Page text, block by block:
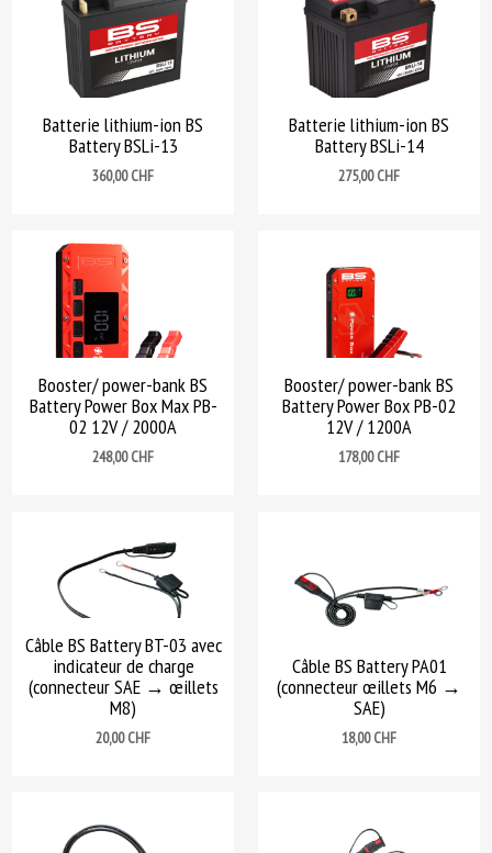
Batterie lithium-ion BS
Battery BSLi-13
Prix
360,00 CHF
Batterie lithium-ion BS
Battery BSLi-14
Prix
275,00 CHF
Booster/ power-bank BS
Battery Power Box Max PB-
02 12V / 2000A
Prix
248,00 CHF
Booster/ power-bank BS
Battery Power Box PB-02
12V / 1200A
Prix
178,00 CHF
Câble BS Battery BT-03 avec
indicateur de charge
(connecteur SAE → œillets
M8)
Prix
20,00 CHF
Câble BS Battery PA01
(connecteur œillets M6 →
SAE)
Prix
18,00 CHF